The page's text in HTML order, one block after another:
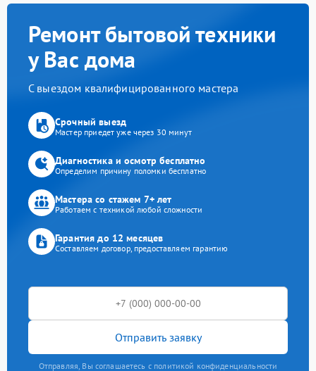
Ремонт бытовой техники
у Вас дома
С выездом квалифицированного мастера
Срочный выезд
Мастер приедет уже через 30 минут
Диагностика и осмотр бесплатно
Определим причину поломки бесплатно
Мастера со стажем 7+ лет
Работаем с техникой любой сложности
Гарантия до 12 месяцев
Составляем договор, предоставляем гарантию
Отправить заявку
Отправляя, Вы соглашаетесь с политикой конфиденциальности